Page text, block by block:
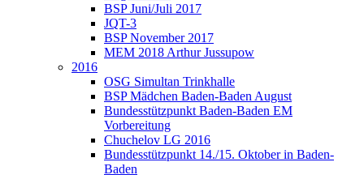
BSP Juni/Juli 2017
JQT-3
BSP November 2017
MEM 2018 Arthur Jussupow
2016
OSG Simultan Trinkhalle
BSP Mädchen Baden-Baden August
Bundesstützpunkt Baden-Baden EM
Vorbereitung
Chuchelov LG 2016
Bundesstützpunkt 14./15. Oktober in Baden-
Baden